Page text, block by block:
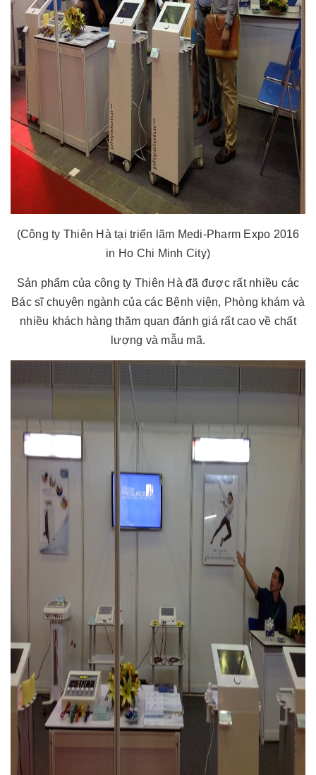
(Công ty Thiên Hà tại triển lãm Medi-Pharm Expo 2016
in Ho Chi Minh City)
Sản phẩm của công ty Thiên Hà đã được rất nhiều các
Bác sĩ chuyên ngành của các Bệnh viện, Phòng khám và
nhiều khách hàng thăm quan đánh giá rất cao về chất
lượng và mẫu mã.